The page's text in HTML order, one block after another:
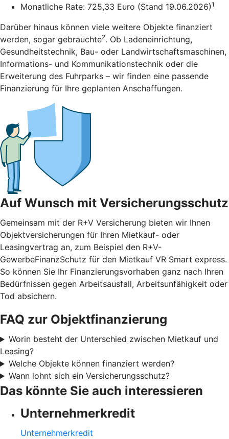
Monatliche Rate: 725,33 Euro (Stand 19.06.2026)1
Darüber hinaus können viele weitere Objekte finanziert
werden, sogar gebrauchte2. Ob Ladeneinrichtung,
Gesundheitstechnik, Bau- oder Landwirtschaftsmaschinen,
Informations- und Kommunikationstechnik oder die
Erweiterung des Fuhrparks – wir finden eine passende
Finanzierung für Ihre geplanten Anschaffungen.
Auf Wunsch mit Versicherungsschutz
Gemeinsam mit der R+V Versicherung bieten wir Ihnen
Objektversicherungen für Ihren Mietkauf- oder
Leasingvertrag an, zum Beispiel den R+V-
GewerbeFinanzSchutz für den Mietkauf VR Smart express.
So können Sie Ihr Finanzierungsvorhaben ganz nach Ihren
Bedürfnissen gegen Arbeitsausfall, Arbeitsunfähigkeit oder
Tod absichern.
FAQ zur Objektfinanzierung
Worin besteht der Unterschied zwischen Mietkauf und
Leasing?
Welche Objekte können finanziert werden?
Wann lohnt sich ein Versicherungsschutz?
Das könnte Sie auch interessieren
Unternehmerkredit
Unternehmerkredit